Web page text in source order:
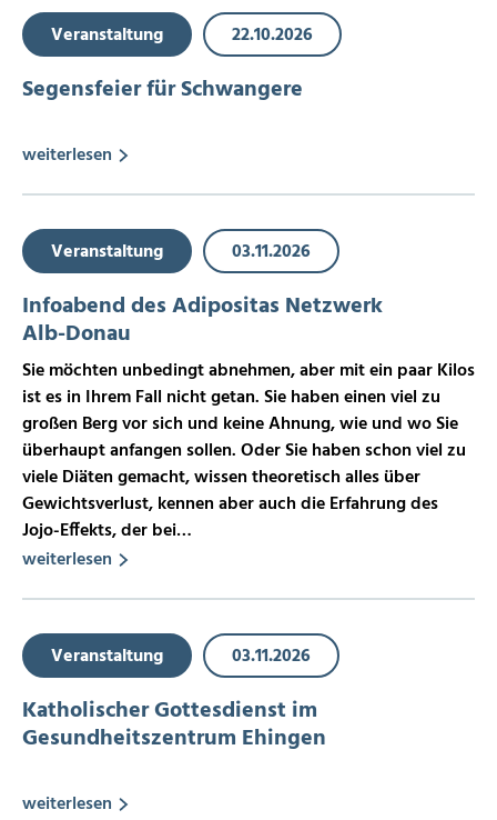
Veranstaltung 22.10.2026
Segensfeier für Schwangere
weiterlesen
Veranstaltung 03.11.2026
Infoabend des Adipositas Netzwerk
Alb-Donau
Sie möchten unbedingt abnehmen, aber mit ein paar Kilos
ist es in Ihrem Fall nicht getan. Sie haben einen viel zu
großen Berg vor sich und keine Ahnung, wie und wo Sie
überhaupt anfangen sollen. Oder Sie haben schon viel zu
viele Diäten gemacht, wissen theoretisch alles über
Gewichtsverlust, kennen aber auch die Erfahrung des
Jojo-Effekts, der bei…
weiterlesen
Veranstaltung 03.11.2026
Katholischer Gottesdienst im
Gesundheitszentrum Ehingen
weiterlesen